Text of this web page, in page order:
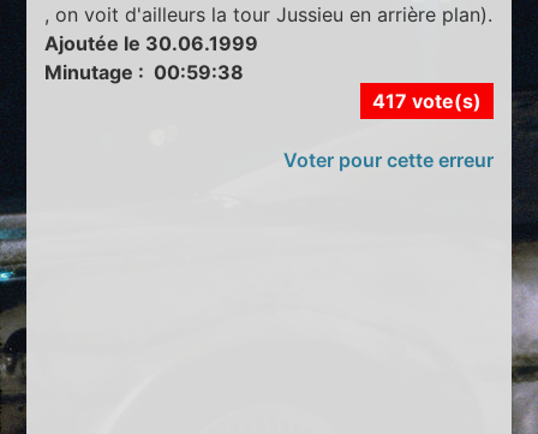
, on voit d'ailleurs la tour Jussieu en arrière plan).
Ajoutée le 30.06.1999
Minutage : 00:59:38
417 vote(s)
Voter pour cette erreur